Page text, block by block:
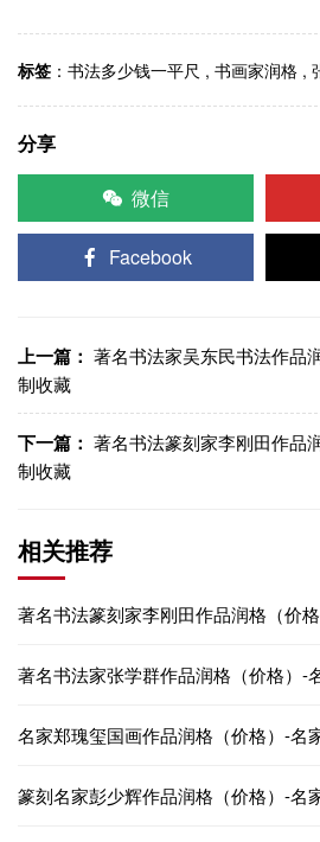
标签 ： 书法多少钱一平尺 , 书画家润格 ,
分享
微信
Facebook
上一篇： 著名书法家吴东民书法作品
制收藏
下一篇： 著名书法篆刻家李刚田作品
制收藏
相关推荐
著名书法篆刻家李刚田作品润格（价
著名书法家张学群作品润格（价格）-
名家郑瑰玺国画作品润格（价格）-名
篆刻名家彭少辉作品润格（价格）-名